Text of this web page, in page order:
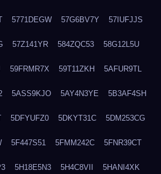
5771DEGW 57G6BV7Y 57IUFJJS
57Z141YR 584ZQC53 58G12L5U
59FRMR7X 59T11ZKH 5AFUR9TL
5ASS9KJO 5AY4N3YE 5B3AF4SH
5DFYUFZ0 5DKYT31C 5DM253CG
5F447S51 5FMM242C 5FNR39CT
5H18E5N3 5H4C8VII 5HANI4XK